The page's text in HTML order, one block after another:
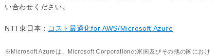
い合わせください。
NTT東日本： コスト最適化for AWS/Microsoft Azure
Microsoft Azureは、Microsoft Corporationの米国及びその他の国におけ